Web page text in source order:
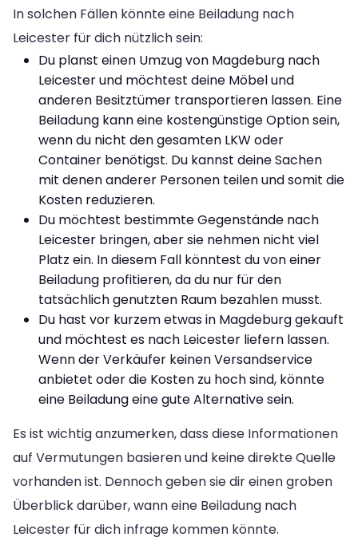
In solchen Fällen könnte eine Beiladung nach
Leicester für dich nützlich sein:
Du planst einen Umzug von Magdeburg nach
Leicester und möchtest deine Möbel und
anderen Besitztümer transportieren lassen. Eine
Beiladung kann eine kostengünstige Option sein,
wenn du nicht den gesamten LKW oder
Container benötigst. Du kannst deine Sachen
mit denen anderer Personen teilen und somit die
Kosten reduzieren.
Du möchtest bestimmte Gegenstände nach
Leicester bringen, aber sie nehmen nicht viel
Platz ein. In diesem Fall könntest du von einer
Beiladung profitieren, da du nur für den
tatsächlich genutzten Raum bezahlen musst.
Du hast vor kurzem etwas in Magdeburg gekauft
und möchtest es nach Leicester liefern lassen.
Wenn der Verkäufer keinen Versandservice
anbietet oder die Kosten zu hoch sind, könnte
eine Beiladung eine gute Alternative sein.
Es ist wichtig anzumerken, dass diese Informationen
auf Vermutungen basieren und keine direkte Quelle
vorhanden ist. Dennoch geben sie dir einen groben
Überblick darüber, wann eine Beiladung nach
Leicester für dich infrage kommen könnte.